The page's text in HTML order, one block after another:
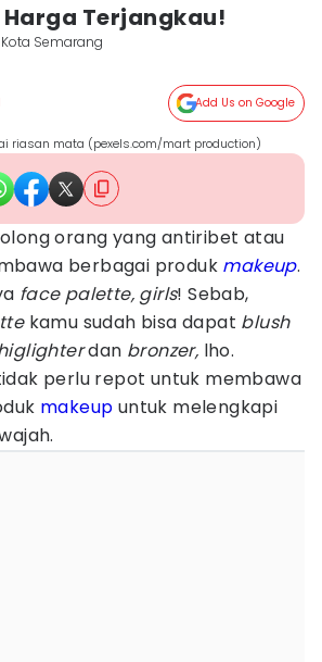
Terjangkau!
Kota Semarang
Add Us on Google
riasan mata (pexels.com/mart production)
orang yang antiribet atau
berbagai produk makeup.
face palette, girls! Sebab,
kamu sudah bisa dapat blush
dan bronzer, lho.
perlu repot untuk membawa
makeup untuk melengkapi